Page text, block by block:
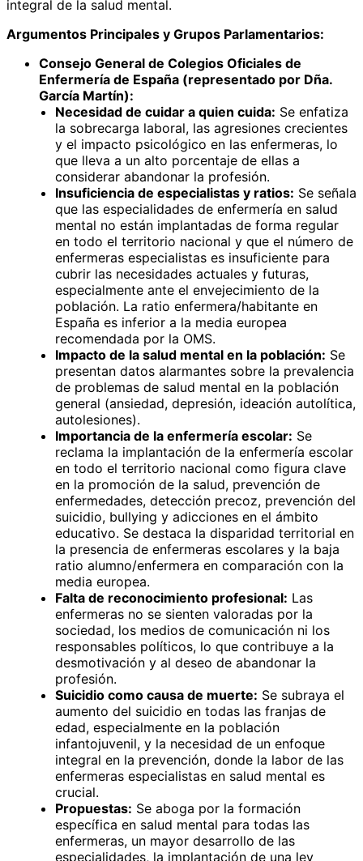
integral de la salud mental.
Argumentos Principales y Grupos Parlamentarios:
Consejo General de Colegios Oficiales de
Enfermería de España (representado por Dña.
García Martín):
Necesidad de cuidar a quien cuida: Se enfatiza
la sobrecarga laboral, las agresiones crecientes
y el impacto psicológico en las enfermeras, lo
que lleva a un alto porcentaje de ellas a
considerar abandonar la profesión.
Insuficiencia de especialistas y ratios: Se señala
que las especialidades de enfermería en salud
mental no están implantadas de forma regular
en todo el territorio nacional y que el número de
enfermeras especialistas es insuficiente para
cubrir las necesidades actuales y futuras,
especialmente ante el envejecimiento de la
población. La ratio enfermera/habitante en
España es inferior a la media europea
recomendada por la OMS.
Impacto de la salud mental en la población: Se
presentan datos alarmantes sobre la prevalencia
de problemas de salud mental en la población
general (ansiedad, depresión, ideación autolítica,
autolesiones).
Importancia de la enfermería escolar: Se
reclama la implantación de la enfermería escolar
en todo el territorio nacional como figura clave
en la promoción de la salud, prevención de
enfermedades, detección precoz, prevención del
suicidio, bullying y adicciones en el ámbito
educativo. Se destaca la disparidad territorial en
la presencia de enfermeras escolares y la baja
ratio alumno/enfermera en comparación con la
media europea.
Falta de reconocimiento profesional: Las
enfermeras no se sienten valoradas por la
sociedad, los medios de comunicación ni los
responsables políticos, lo que contribuye a la
desmotivación y al deseo de abandonar la
profesión.
Suicidio como causa de muerte: Se subraya el
aumento del suicidio en todas las franjas de
edad, especialmente en la población
infantojuvenil, y la necesidad de un enfoque
integral en la prevención, donde la labor de las
enfermeras especialistas en salud mental es
crucial.
Propuestas: Se aboga por la formación
específica en salud mental para todas las
enfermeras, un mayor desarrollo de las
especialidades, la implantación de una ley